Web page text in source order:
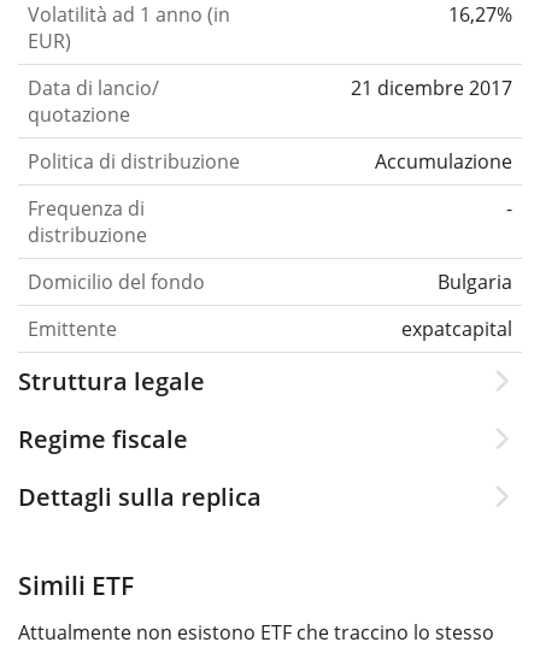
Volatilità ad 1 anno (in
EUR)
16,27%
Data di lancio/
quotazione
21 dicembre 2017
Politica di distribuzione
Accumulazione
Frequenza di
distribuzione
-
Domicilio del fondo
Bulgaria
Emittente
expatcapital
Struttura legale
Regime fiscale
Dettagli sulla replica
Simili ETF
Attualmente non esistono ETF che traccino lo stesso